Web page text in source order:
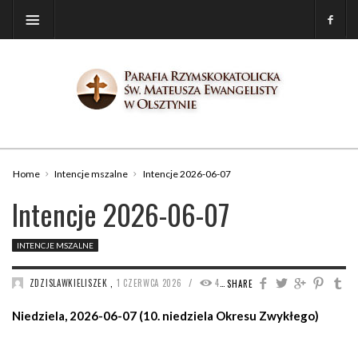
Home Intencje mszalne Intencje 2026-06-07
Intencje 2026-06-07
INTENCJE MSZALNE
SHARE
ZDZISLAWKIELISZEK 1 CZERWCA 2026 / 410
Niedziela, 2026-06-07 (10. niedziela Okresu Zwykłego)